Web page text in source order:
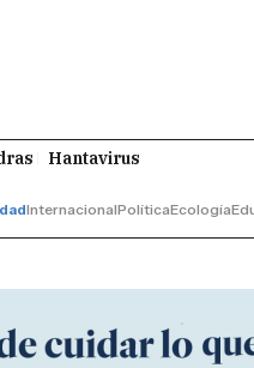
Hantavirus
InternacionalPolíticaEcología